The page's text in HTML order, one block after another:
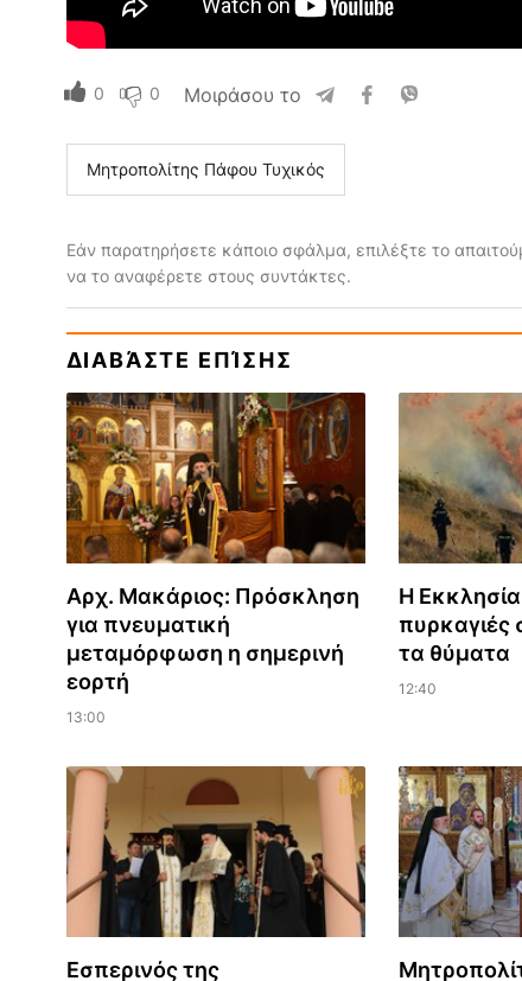
0 0 Μοιράσου το
Μητροπολίτης Πάφου Τυχικός
Εάν παρατηρήσετε κάποιο σφάλμα, επιλέξτε το
να το αναφέρετε στους συντάκτες.
ΔΙΑΒΆΣΤΕ ΕΠΊΣΗΣ
Αρχ. Μακάριος: Πρόσκληση
για πνευματική
μεταμόρφωση η σημερινή
εορτή
13:00
Η Εκκλησία
πυρκαγιές
τα θύματα
12:40
Εσπερινός της